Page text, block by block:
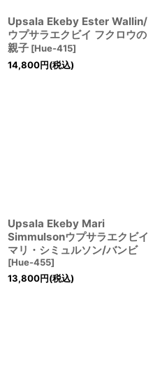
Upsala Ekeby Ester Wallin/
ウプサラエクビイ フクロウの
親子 [Hue-415]
14,800円(税込)
Upsala Ekeby Mari
Simmulsonウプサラエクビイ
マリ・シミュルソン/バンビ
[Hue-455]
13,800円(税込)